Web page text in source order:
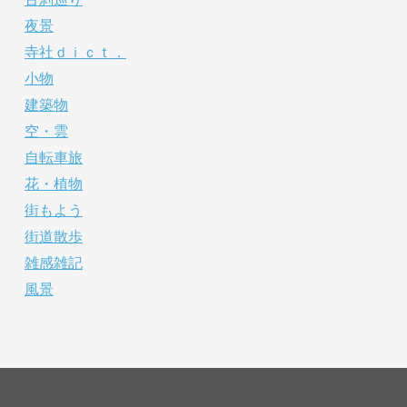
夜景
寺社ｄｉｃｔ．
小物
建築物
空・雲
自転車旅
花・植物
街もよう
街道散歩
雑感雑記
風景